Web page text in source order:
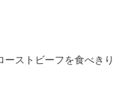
ーストビーフを食べきり